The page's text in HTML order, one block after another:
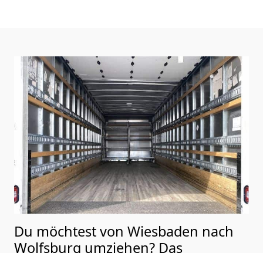
Du möchtest von Wiesbaden nach
Wolfsburg umziehen? Das